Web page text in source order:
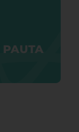
PAUTA